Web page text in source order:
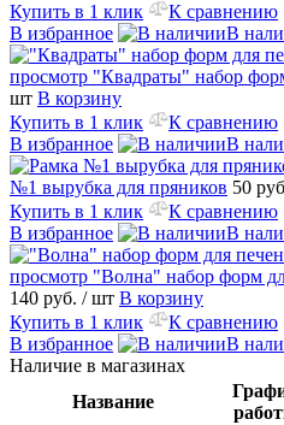
Купить в 1 клик
К сравнению
В избранное
В
просмотр "Квадраты" набор
шт В корзину
Купить в 1 клик
К сравнению
В избранное
В
№1 вырубка для пряников 50
Купить в 1 клик
К сравнению
В избранное
В
просмотр "Волна" набор форм
140 руб. / шт В корзину
Купить в 1 клик
К сравнению
В избранное
В
Наличие в магазинах
Название